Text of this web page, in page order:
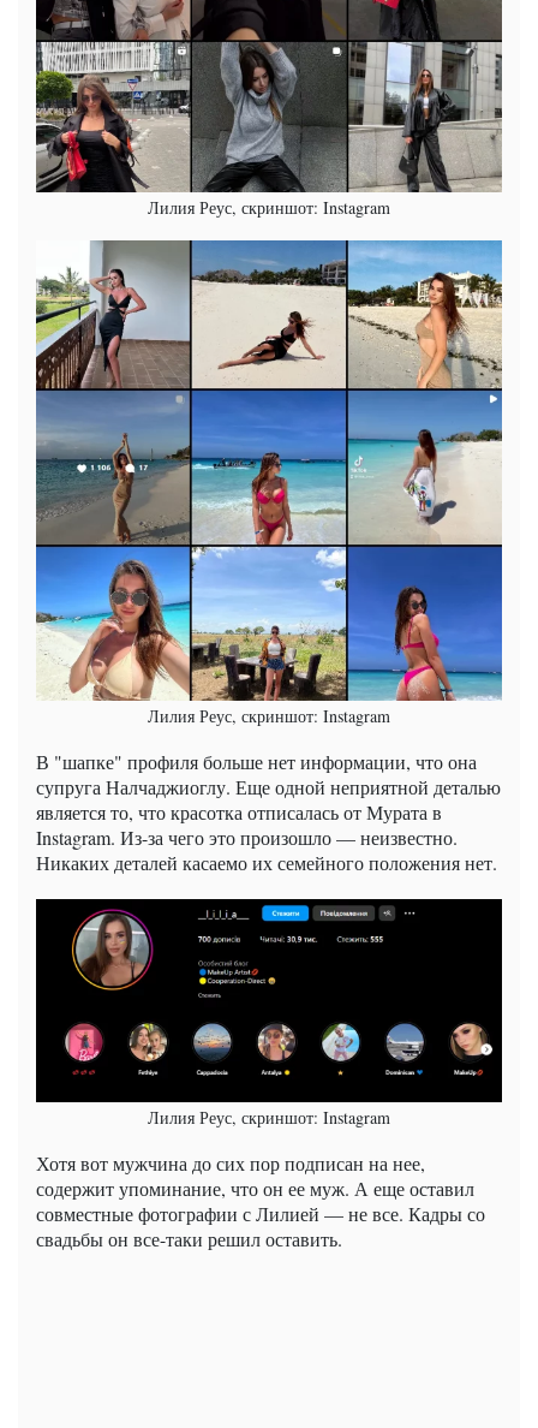
Лилия Реус, скриншот: Instagram
Лилия Реус, скриншот: Instagram
В "шапке" профиля больше нет информации, что она
супруга Налчаджиоглу. Еще одной неприятной деталью
является то, что красотка отписалась от Мурата в
Instagram. Из-за чего это произошло — неизвестно.
Никаких деталей касаемо их семейного положения нет.
Лилия Реус, скриншот: Instagram
Хотя вот мужчина до сих пор подписан на нее,
содержит упоминание, что он ее муж. А еще оставил
совместные фотографии с Лилией — не все. Кадры со
свадьбы он все-таки решил оставить.